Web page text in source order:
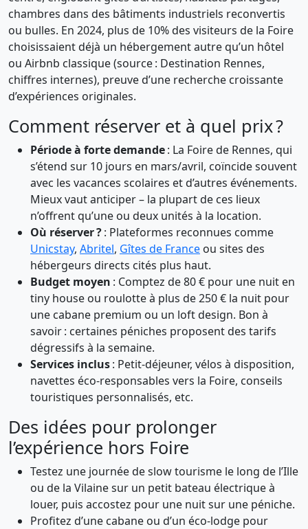
chambres dans des bâtiments industriels reconvertis
ou bulles. En 2024, plus de 10% des visiteurs de la Foire
choisissaient déjà un hébergement autre qu’un hôtel
ou Airbnb classique (source : Destination Rennes,
chiffres internes), preuve d’une recherche croissante
d’expériences originales.
Comment réserver et à quel prix ?
Période à forte demande: La Foire de Rennes, qui
s’étend sur 10 jours en mars/avril, coïncide souvent
avec les vacances scolaires et d’autres événements.
Mieux vaut anticiper – la plupart de ces lieux
n’offrent qu’une ou deux unités à la location.
Où réserver ?: Plateformes reconnues comme
Unicstay, Abritel, Gîtes de France ou sites des
hébergeurs directs cités plus haut.
Budget moyen : Comptez de 80 € pour une nuit en
tiny house ou roulotte à plus de 250 € la nuit pour
une cabane premium ou un loft design. Bon à
savoir : certaines péniches proposent des tarifs
dégressifs à la semaine.
Services inclus: Petit-déjeuner, vélos à disposition,
navettes éco-responsables vers la Foire, conseils
touristiques personnalisés, etc.
Des idées pour prolonger
l’expérience hors Foire
Testez une journée de slow tourisme le long de l’Ille
ou de la Vilaine sur un petit bateau électrique à
louer, puis accostez pour une nuit sur une péniche.
Profitez d’une cabane ou d’un éco-lodge pour